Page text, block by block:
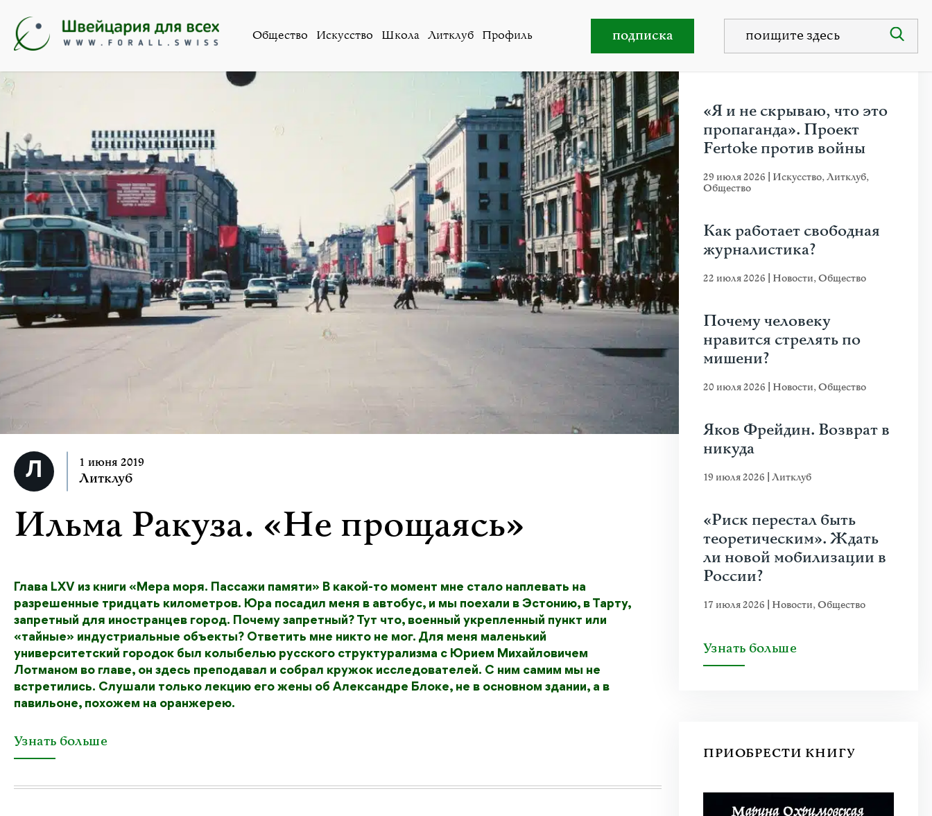
Общество Искусство Школа Литклуб Профиль подписка
1 июня 2019
Литклуб
Ильма Ракуза. «Не прощаясь»
Глава LXV из книги «Мера моря. Пассажи памяти» В какой-то момент мне стало наплевать на
разрешенные тридцать километров. Юра посадил меня в автобус, и мы поехали в Эстонию, в Тарту,
запретный для иностранцев город. Почему запретный? Тут что, военный укрепленный пункт или
«тайные» индустриальные объекты? Ответить мне никто не мог. Для меня маленький
университетский городок был колыбелью русского структурализма с Юрием Михайловичем
Лотманом во главе, он здесь преподавал и собрал кружок исследователей. С ним самим мы не
встретились. Слушали только лекцию его жены об Александре Блоке, не в основном здании, а в
павильоне, похожем на оранжерею.
Узнать больше
«Я и не скрываю, что это
пропаганда». Проект
Fertoke против войны
29 июля 2026 Искусство,Литклуб,
Общество
Как работает свободная
журналистика?
22 июля 2026 Новости,Общество
Почему человеку
нравится стрелять по
мишени?
20 июля 2026 Новости,Общество
Яков Фрейдин. Возврат в
никуда
19 июля 2026 Литклуб
«Риск перестал быть
теоретическим». Ждать
ли новой мобилизации в
России?
17 июля 2026 Новости,Общество
Узнать больше
ПРИОБРЕСТИ КНИГУ